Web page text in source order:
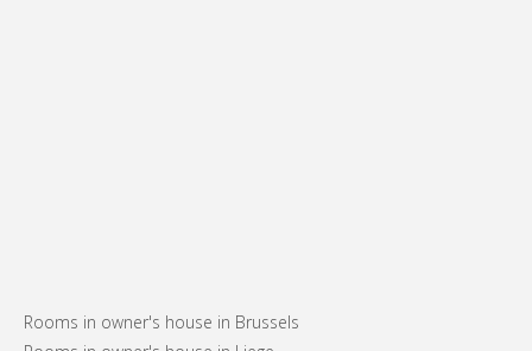
Rooms in owner's house in Brussels